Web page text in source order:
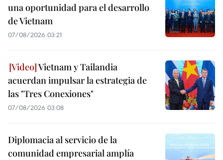
una oportunidad para el desarrollo
de Vietnam
07/08/2026 03:21
Vietnam y Tailandia
acuerdan impulsar la estrategia de
las "Tres Conexiones"
07/08/2026 03:08
Diplomacia al servicio de la
comunidad empresarial amplía